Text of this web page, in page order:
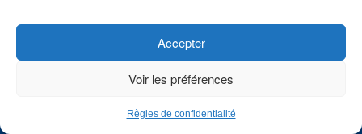
Accepter
Voir les préférences
Règles de confidentialité
CHOISISSEZ UN PROFIL